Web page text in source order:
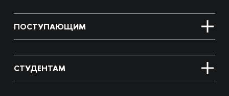
ПОСТУПАЮЩИМ
СТУДЕНТАМ